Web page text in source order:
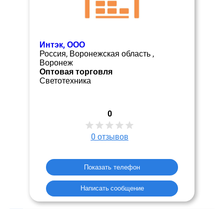
Интэк, ООО
Россия, Воронежская область ,
Воронеж
Оптовая торговля
Светотехника
0
0 отзывов
Показать телефон
Написать сообщение